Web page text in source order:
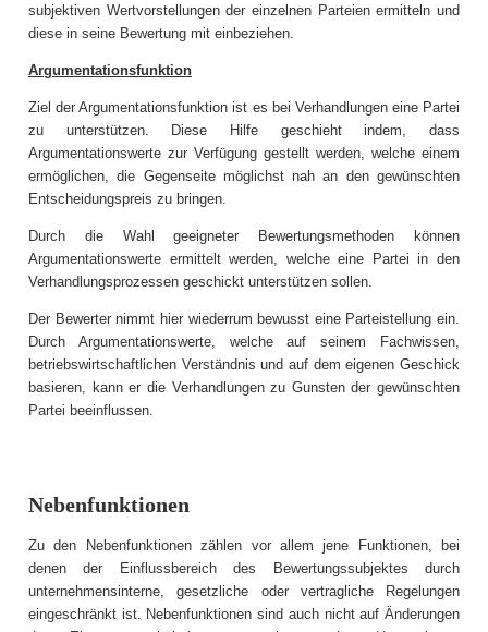
subjektiven Wertvorstellungen der einzelnen Parteien ermitteln und
diese in seine Bewertung mit einbeziehen.
Argumentationsfunktion
Ziel der Argumentationsfunktion ist es bei Verhandlungen eine Partei
zu unterstützen. Diese Hilfe geschieht indem, dass
Argumentationswerte zur Verfügung gestellt werden, welche einem
ermöglichen, die Gegenseite möglichst nah an den gewünschten
Entscheidungspreis zu bringen.
Durch die Wahl geeigneter Bewertungsmethoden können
Argumentationswerte ermittelt werden, welche eine Partei in den
Verhandlungsprozessen geschickt unterstützen sollen.
Der Bewerter nimmt hier wiederrum bewusst eine Parteistellung ein.
Durch Argumentationswerte, welche auf seinem Fachwissen,
betriebswirtschaftlichen Verständnis und auf dem eigenen Geschick
basieren, kann er die Verhandlungen zu Gunsten der gewünschten
Partei beeinflussen.
Nebenfunktionen
Zu den Nebenfunktionen zählen vor allem jene Funktionen, bei
denen der Einflussbereich des Bewertungssubjektes durch
unternehmensinterne, gesetzliche oder vertragliche Regelungen
eingeschränkt ist. Nebenfunktionen sind auch nicht auf Änderungen